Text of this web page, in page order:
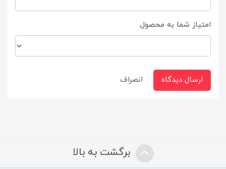
امتیاز شما به محصول
ارسال دیدگاه انصراف
برگشت به بالا